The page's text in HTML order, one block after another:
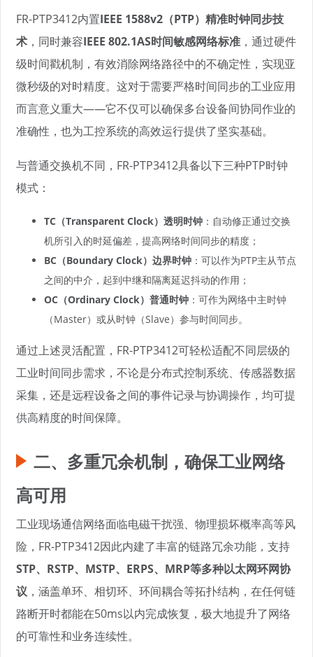
FR-PTP3412内置IEEE 1588v2（PTP）精准时钟同步技
术 ，同时兼容IEEE 802.1AS时间敏感网络标准 ，通过硬件
级时间戳机制，有效消除网络路径中的不确定性，实现亚
微秒级的对时精度。这对于需要严格时间同步的工业应用
而言意义重大——它不仅可以确保多台设备间协同作业的
准确性，也为工控系统的高效运行提供了坚实基础。
与普通交换机不同，FR-PTP3412具备以下三种PTP时钟
模式：
TC（Transparent Clock）透明时钟 ：自动修正通过交换
机所引入的时延偏差，提高网络时间同步的精度；
BC（Boundary Clock）边界时钟 ：可以作为PTP主从节点
之间的中介，起到中继和隔离延迟抖动的作用；
OC（Ordinary Clock）普通时钟 ：可作为网络中主时钟
（Master）或从时钟（Slave）参与时间同步。
通过上述灵活配置，FR-PTP3412可轻松适配不同层级的
工业时间同步需求，不论是分布式控制系统、传感器数据
采集，还是远程设备之间的事件记录与协调操作，均可提
供高精度的时间保障。
二、多重冗余机制，确保工业网络
高可用
工业现场通信网络面临电磁干扰强、物理损坏概率高等风
险，FR-PTP3412因此内建了丰富的链路冗余功能，支持
STP、RSTP、MSTP、ERPS、MRP等多种以太网环网协
议 ，涵盖单环、相切环、环间耦合等拓扑结构，在任何链
路断开时都能在50ms以内完成恢复，极大地提升了网络
的可靠性和业务连续性。